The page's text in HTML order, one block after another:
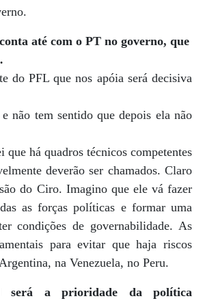
até com o PT no governo, que
do PFL que nos apóia será decisiva
não tem sentido que depois ela não
que há quadros técnicos competentes
deverão ser chamados. Claro
do Ciro. Imagino que ele vá fazer
as forças políticas e formar uma
condições de governabilidade. As
para evitar que haja riscos
na Venezuela, no Peru.
será a prioridade da política